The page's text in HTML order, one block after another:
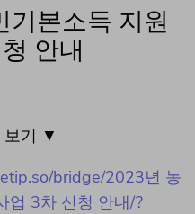
기본소득 지원
안내
보기 ▼
bridge/2023년 농
업 3차 신청 안내/?